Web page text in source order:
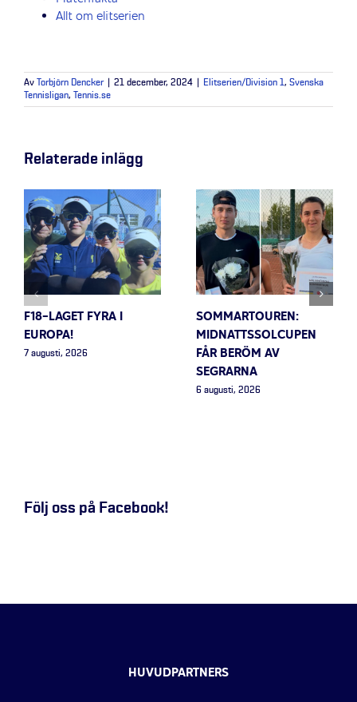
Allt om elitserien
Av Torbjörn Dencker 21 december, 2024 Elitserien/Division 1, Svenska
Tennisligan, Tennis.se
Relaterade inlägg
F18-LAGET FYRA I
EUROPA!
7 augusti, 2026
SOMMARTOUREN:
MIDNATTSSOLCUPEN
FÅR BERÖM AV
SEGRARNA
6 augusti, 2026
Följ oss på Facebook!
HUVUDPARTNERS